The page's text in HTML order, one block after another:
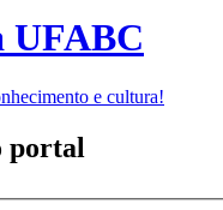
UFABC
e cultura!
portal